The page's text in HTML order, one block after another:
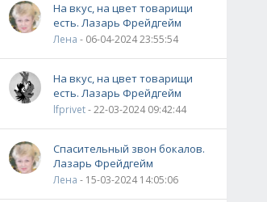
На вкус, на цвет товарищи
есть. Лазарь Фрейдгейм
Лена - 06-04-2024 23:55:54
На вкус, на цвет товарищи
есть. Лазарь Фрейдгейм
lfprivet- 22-03-2024 09:42:44
Спасительный звон бокалов.
Лазарь Фрейдгейм
Лена - 15-03-2024 14:05:06